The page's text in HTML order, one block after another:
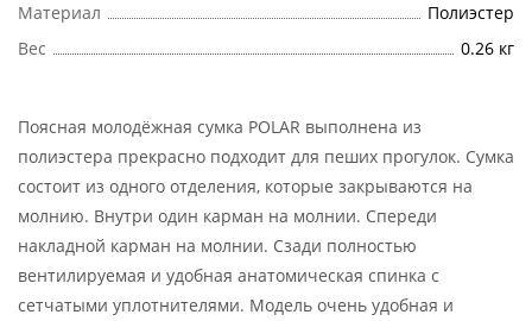
Материал
Полиэстер
Вес
0.26 кг
Поясная молодёжная сумка POLAR выполнена из
полиэстера прекрасно подходит для пеших прогулок. Сумка
состоит из одного отделения, которые закрываются на
молнию. Внутри один карман на молнии. Спереди
накладной карман на молнии. Сзади полностью
вентилируемая и удобная анатомическая спинка с
сетчатыми уплотнителями. Модель очень удобная и